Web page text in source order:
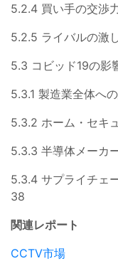
5.2.4 買い手の交渉
5.2.5 ライバルの激
5.3 コビッド19の影
5.3.1 製造業全体へ
5.3.2 ホーム・セキ
5.3.3 半導体メーカ
5.3.4 サプライチェ
38
関連レポート
CCTV市場